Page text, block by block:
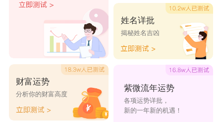
财富运势
分析你的财富高度
姓名详批
揭秘姓名吉凶
紫微流年运势
各项运势详批，
新的一年新的机遇！